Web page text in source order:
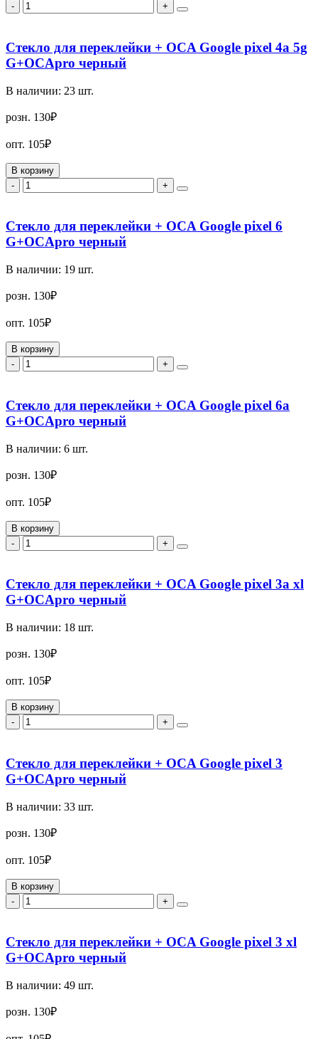
-
+
Стекло для переклейки + OCA Google pixel 4a 5g
G+OCApro черный
В наличии: 23 шт.
розн. 130₽
опт. 105₽
В корзину
-
+
Стекло для переклейки + OCA Google pixel 6
G+OCApro черный
В наличии: 19 шт.
розн. 130₽
опт. 105₽
В корзину
-
+
Стекло для переклейки + OCA Google pixel 6a
G+OCApro черный
В наличии: 6 шт.
розн. 130₽
опт. 105₽
В корзину
-
+
Стекло для переклейки + OCA Google pixel 3a xl
G+OCApro черный
В наличии: 18 шт.
розн. 130₽
опт. 105₽
В корзину
-
+
Стекло для переклейки + OCA Google pixel 3
G+OCApro черный
В наличии: 33 шт.
розн. 130₽
опт. 105₽
В корзину
-
+
Стекло для переклейки + OCA Google pixel 3 xl
G+OCApro черный
В наличии: 49 шт.
розн. 130₽